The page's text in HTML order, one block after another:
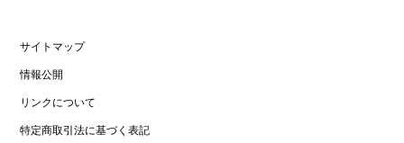
サイトマップ
情報公開
リンクについて
特定商取引法に基づく表記